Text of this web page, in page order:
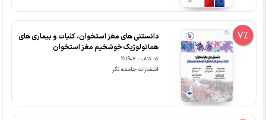
7%
دانستنی های مغز استخوان، کلیات و بیماری های
هماتولوژیک خوشخیم مغز استخوان
کد کتاب : 201907
انتشارات جامعه نگر